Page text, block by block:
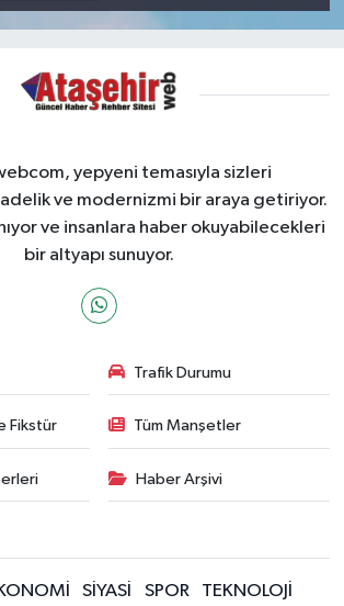
yepyeni temasıyla sizleri
ve modernizmi bir araya getiriyor.
ve insanlara haber okuyabilecekleri
bir altyapı sunuyor.
Trafik Durumu
Fikstür Tüm Manşetler
Haber Arşivi
SİYASİ SPOR TEKNOLOJİ